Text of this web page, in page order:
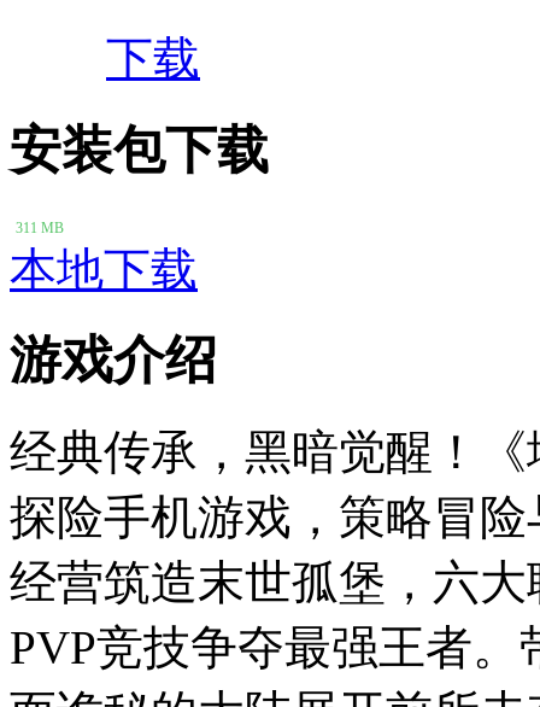
下载
安装包下载
311 MB
本地下载
游戏介绍
经典传承，黑暗觉醒！
探险手机游戏，策略冒
经营筑造末世孤堡，六
PVP竞技争夺最强王者